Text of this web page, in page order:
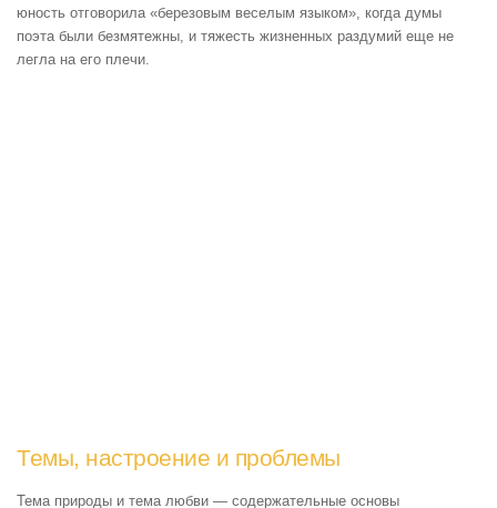
юность отговорила «березовым веселым языком», когда думы
поэта были безмятежны, и тяжесть жизненных раздумий еще не
легла на его плечи.
Темы, настроение и проблемы
Тема природы и тема любви — содержательные основы